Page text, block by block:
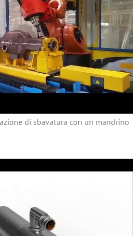
di sbavatura con un mandrino